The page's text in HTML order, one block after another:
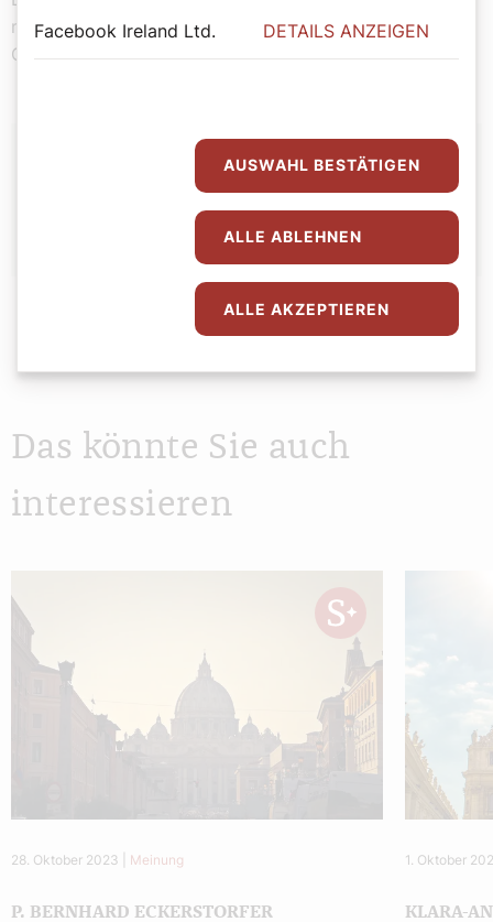
müsse auch „auf die Armen, die Rechtlosen und die
Opfer von Rassismus hören“.
Stefan Kronthaler
Das könnte Sie auch
interessieren
28. Oktober 2023 Meinung
P. BERNHARD ECKERSTORFER
1. Oktober
KLARA-
Facebook Ireland Ltd. DETAILS ANZEIGEN
AUSWAHL BESTÄTIGEN
ALLE ABLEHNEN
ALLE AKZEPTIEREN